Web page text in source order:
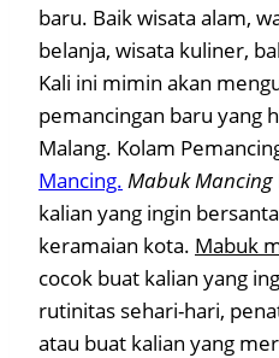
baru. Baik wisata alam,
belanja, wisata kuliner,
Kali ini mimin akan
pemancingan baru yang
Malang. Kolam
Mancing. Mabuk Mancing
kalian yang ingin
keramaian kota. Mabuk
cocok buat kalian yang
rutinitas sehari-hari,
atau buat kalian yang